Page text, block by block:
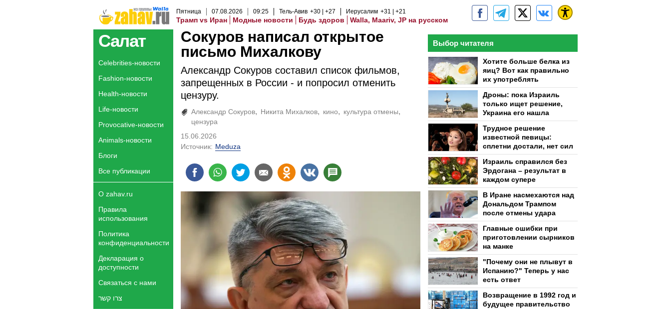
Пятница 07.08.2026 09:25 Тель-Авив +30 +27 Иерусалим +31 +21
Трамп vs Иран Модные новости Будь здоров Walla, Maariv, JP на русском
Салат
Celebrities-новости
Fashion-новости
Health-новости
Life-новости
Provocative-новости
Animals-новости
Блоги
Все публикации
О zahav.ru
Правила
использования
Политика
конфиденциальности
Декларация о
доступности
Связаться с нами
צרו קשר
Сокуров написал открытое
письмо Михалкову
Александр Сокуров составил список фильмов,
запрещенных в России - и попросил отменить
цензуру.
Александр Сокуров Никита Михалков кино
культура отмены
цензура
15.06.2026
Источник: Meduza
Выбор читателя
Хотите больше белка из
яиц? Вот как правильно
их употреблять
Дроны: пока Израиль
только ищет решение,
Украина его нашла
Трудное решение
известной певицы:
сплетни достали, нет сил
Израиль справился без
Эрдогана – результат в
каждом супере
В Иране насмехаются над
Дональдом Трампом
после отмены удара
Главные ошибки при
приготовлении сырников
на манке
"Почему они не плывут в
Испанию?" Теперь у нас
есть ответ
Возвращение в 1992 год и
будущее правительство